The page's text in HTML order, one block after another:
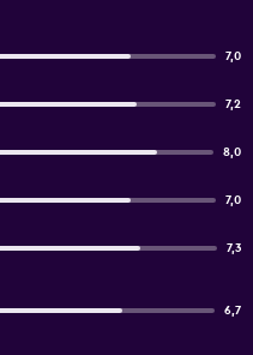
7,0
7,2
8,0
7,0
7,3
6,7